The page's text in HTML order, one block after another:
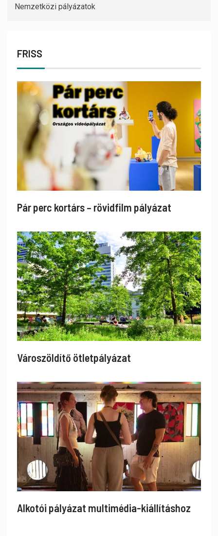
Nemzetközi pályázatok
FRISS
Pár perc kortárs – rövidfilm pályázat
Városzöldítő ötletpályázat
Alkotói pályázat multimédia-kiállításhoz